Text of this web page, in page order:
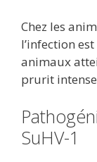
Chez les
l’infection
animaux
prurit
SuHV-1